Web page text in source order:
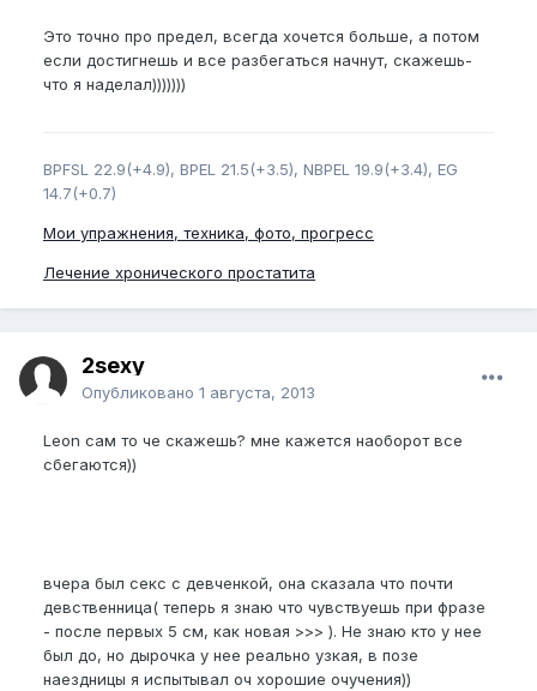
Это точно про предел, всегда хочется больше, а потом
если достигнешь и все разбегаться начнут, скажешь-
что я наделал)))))))
BPFSL 22.9(+4.9), BPEL 21.5(+3.5), NBPEL 19.9(+3.4), EG
14.7(+0.7)
Мои упражнения, техника, фото, прогресс
Лечение хронического простатита
2sexy
Опубликовано 1 августа, 2013
Leon сам то че скажешь? мне кажется наоборот все
сбегаются))
вчера был секс с девченкой, она сказала что почти
девственница( теперь я знаю что чувствуешь при фразе
- после первых 5 см, как новая >>> ). Не знаю кто у нее
был до, но дырочка у нее реально узкая, в позе
наездницы я испытывал оч хорошие очучения))